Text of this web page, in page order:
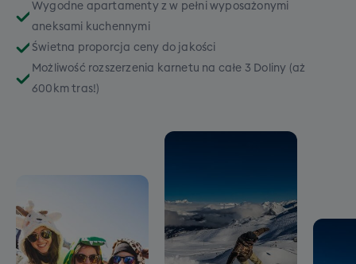
Wygodne apartamenty z w pełni wyposażonymi
aneksami kuchennymi
Świetna proporcja ceny do jakości
Możliwość rozszerzenia karnetu na całe 3 Doliny (aż
600km tras!)